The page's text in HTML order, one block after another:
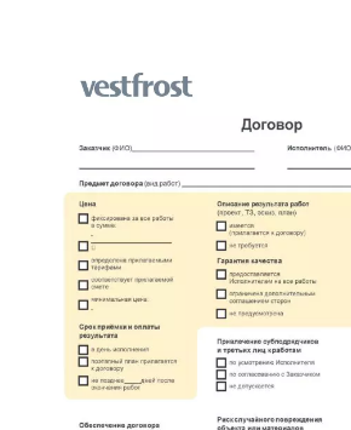
метро Маяковская
метро Площадь Революции
метро Проспект Вернадского
метро Планерная
метро Новые Черёмушки